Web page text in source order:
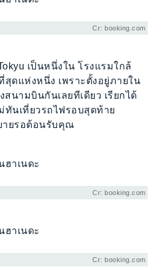
Cr: booking.com
เป็นหนึ่งใน โรงแรมใกล้
ดแห่งหนึ่ง เพราะตั้งอยู่ภายใน
สนามบินกันเลยทีเดียว เรียกได้
ทันเที่ยวรถไฟรอบสุดท้าย
ายรอต้อนรับคุณ
Cr: booking.com
Cr: booking.com